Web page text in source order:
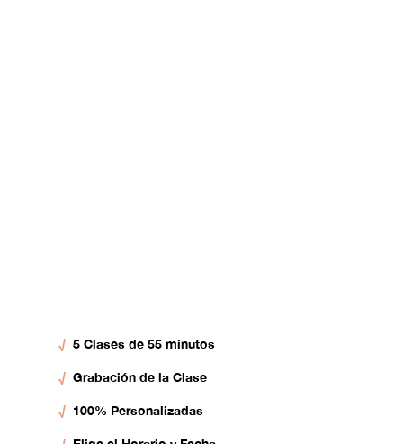
√ 5 Clases de 55 minutos
√ Grabación de la Clase
√ 100% Personalizadas